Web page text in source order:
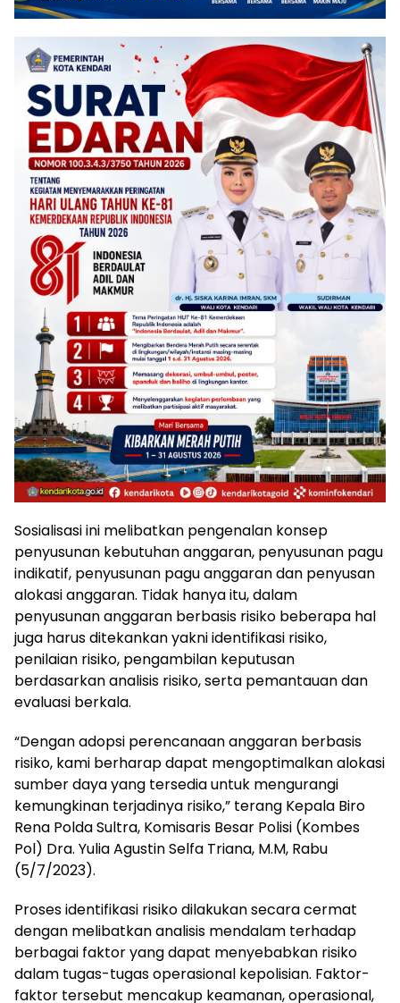
Sosialisasi ini melibatkan pengenalan konsep
penyusunan kebutuhan anggaran, penyusunan pagu
indikatif, penyusunan pagu anggaran dan penyusan
alokasi anggaran. Tidak hanya itu, dalam
penyusunan anggaran berbasis risiko beberapa hal
juga harus ditekankan yakni identifikasi risiko,
penilaian risiko, pengambilan keputusan
berdasarkan analisis risiko, serta pemantauan dan
evaluasi berkala.
“Dengan adopsi perencanaan anggaran berbasis
risiko, kami berharap dapat mengoptimalkan alokasi
sumber daya yang tersedia untuk mengurangi
kemungkinan terjadinya risiko,” terang Kepala Biro
Rena Polda Sultra, Komisaris Besar Polisi (Kombes
Pol) Dra. Yulia Agustin Selfa Triana, M.M, Rabu
(5/7/2023).
Proses identifikasi risiko dilakukan secara cermat
dengan melibatkan analisis mendalam terhadap
berbagai faktor yang dapat menyebabkan risiko
dalam tugas-tugas operasional kepolisian. Faktor-
faktor tersebut mencakup keamanan, operasional,